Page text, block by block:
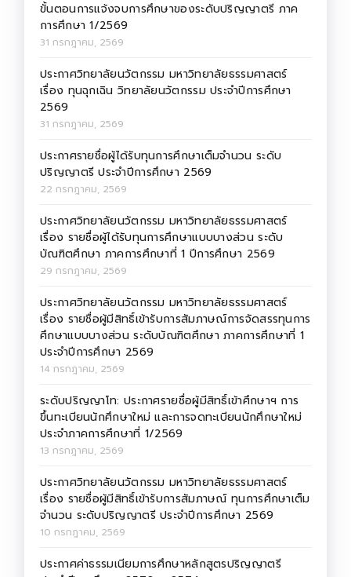
ขั้นตอนการแจ้งจบการศึกษาของระดับปริญญาตรี ภาค
การศึกษา 1/2569
31 กรกฎาคม, 2569
ประกาศวิทยาลัยนวัตกรรม มหาวิทยาลัยธรรมศาสตร์
เรื่อง ทุนฉุกเฉิน วิทยาลัยนวัตกรรม ประจำปีการศึกษา
2569
31 กรกฎาคม, 2569
ประกาศรายชื่อผู้ได้รับทุนการศึกษาเต็มจำนวน ระดับ
ปริญญาตรี ประจำปีการศึกษา 2569
22 กรกฎาคม, 2569
ประกาศวิทยาลัยนวัตกรรม มหาวิทยาลัยธรรมศาสตร์
เรื่อง รายชื่อผู้ได้รับทุนการศึกษาแบบบางส่วน ระดับ
บัณฑิตศึกษา ภาคการศึกษาที่ 1 ปีการศึกษา 2569
29 กรกฎาคม, 2569
ประกาศวิทยาลัยนวัตกรรม มหาวิทยาลัยธรรมศาสตร์
เรื่อง รายชื่อผู้มีสิทธิ์เข้ารับการสัมภาษณ์การจัดสรรทุนการ
ศึกษาแบบบางส่วน ระดับบัณฑิตศึกษา ภาคการศึกษาที่ 1
ประจำปีการศึกษา 2569
14 กรกฎาคม, 2569
ระดับปริญญาโท: ประกาศรายชื่อผู้มีสิทธิ์เข้าศึกษาฯ การ
ขึ้นทะเบียนนักศึกษาใหม่ และการจดทะเบียนนักศึกษาใหม่
ประจำภาคการศึกษาที่ 1/2569
13 กรกฎาคม, 2569
ประกาศวิทยาลัยนวัตกรรม มหาวิทยาลัยธรรมศาสตร์
เรื่อง รายชื่อผู้มีสิทธิ์เข้ารับการสัมภาษณ์ ทุนการศึกษาเต็ม
จำนวน ระดับปริญญาตรี ประจำปีการศึกษา 2569
10 กรกฎาคม, 2569
ประกาศค่าธรรมเนียมการศึกษาหลักสูตรปริญญาตรี